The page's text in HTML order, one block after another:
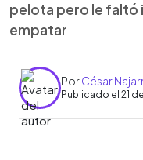
pelota pero le faltó
empatar
PorCésar
Publicado el 21